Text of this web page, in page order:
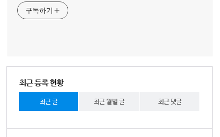
구독하기
최근 등록 현황
최근 글 최근 월별 글 최근 댓글